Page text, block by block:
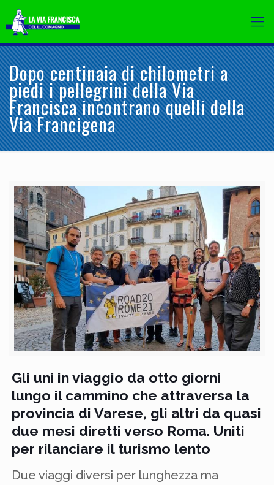
Dopo centinaia di chilometri a
piedi i pellegrini della Via
Francisca incontrano quelli della
Via Francigena
Gli uni in viaggio da otto giorni
lungo il cammino che attraversa la
provincia di Varese, gli altri da quasi
due mesi diretti verso Roma. Uniti
per rilanciare il turismo lento
Due viaggi diversi per lunghezza ma